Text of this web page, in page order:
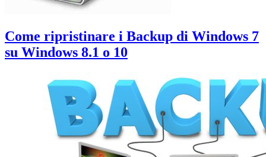
Come ripristinare i Backup di Windows 7
su Windows 8.1 o 10